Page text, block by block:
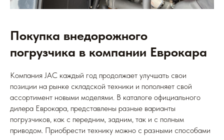
Покупка внедорожного
погрузчика в компании Еврокара
Компания JAC каждый год продолжает улучшать свои
позиции на рынке складской техники и пополняет свой
ассортимент новыми моделями. В каталоге официального
дилера Еврокара, представлены разные варианты
погрузчиков, как с передним, задним, так и с полным
приводом. Приобрести технику можно с разными способами